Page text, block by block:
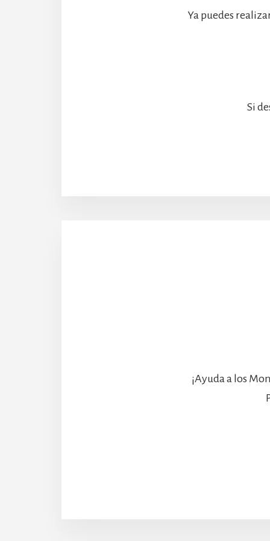
Ya puedes
Si
¡Ayuda a los